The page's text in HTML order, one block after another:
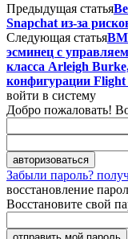
Предыдущая статья
Snapchat из-за
Следующая статья
эсминец с
класса Arleigh
конфигурации
войти в систему
Добро пожаловать!
Забыли пароль?
восстановление
Восстановите свой